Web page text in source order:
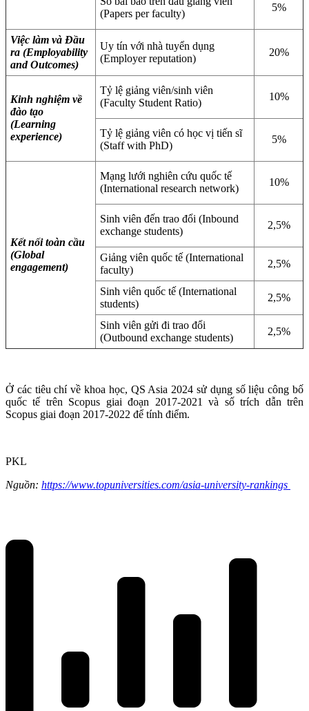
(Papers per faculty)
5%
Việc làm và Đầu
ra (Employability
and Outcomes)
Uy tín với nhà tuyển dụng
(Employer reputation)
20%
Kinh nghiệm về
đào tạo
(Learning
experience)
Tỷ lệ giảng viên/sinh viên
(Faculty Student Ratio)
10%
Tỷ lệ giảng viên có học vị tiến sĩ
(Staff with PhD)
5%
Kết nối toàn cầu
(Global
engagement)
Mạng lưới nghiên cứu quốc tế
(International research network)
10%
Sinh viên đến trao đổi (Inbound
exchange students)
2,5%
Giảng viên quốc tế (International
faculty)
2,5%
Sinh viên quốc tế (International
students)
2,5%
Sinh viên gửi đi trao đổi
(Outbound exchange students)
2,5%
Ở các tiêu chí về khoa học, QS Asia 2024 sử dụng số liệu công bố
quốc tế trên Scopus giai đoạn 2017-2021 và số trích dẫn trên
Scopus giai đoạn 2017-2022 để tính điểm.
PKL
Nguồn: https://www.topuniversities.com/asia-university-rankings